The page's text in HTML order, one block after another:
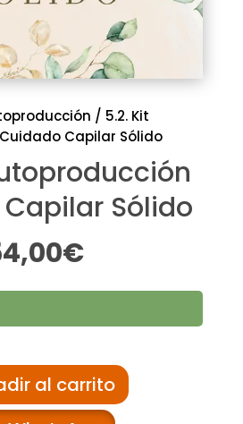
/ 5.2. Kit
Capilar Sólido
Sólido
€El
actual
54,00€.
al carrito